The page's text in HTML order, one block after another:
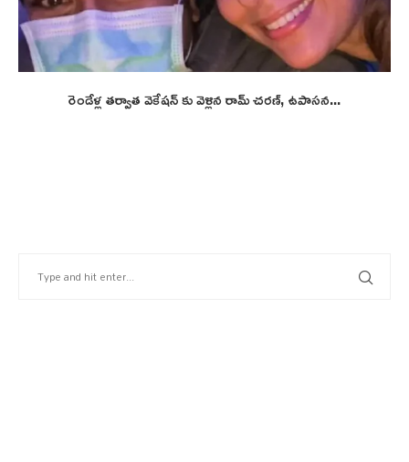
రెండేళ్ల తర్వాత వెకేషన్ కు వెళ్లిన రామ్ చరణ్, ఉపాసన...